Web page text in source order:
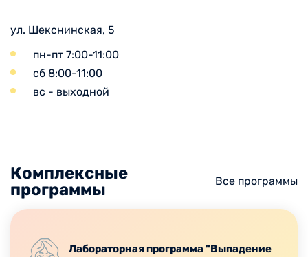
ул. Шекснинская, 5
пн-пт 7:00-11:00
сб 8:00-11:00
вс - выходной
Комплексные
программы
Все программы
Лабораторная программа "Выпадение